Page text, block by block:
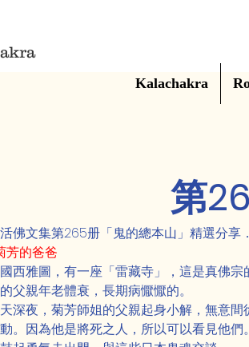
Kalachakra
第
佛文集第265册「鬼的總本山」精選分享
芳的爸爸
西雅圖，有一座「雷藏寺」，這是真佛
父親年老體衰，長期病懨懨的。
深夜，菊芳師姐的父親起身小解，無意
。因為他是將死之人，所以可以看見他